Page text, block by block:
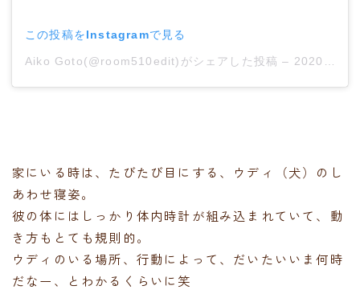
この投稿をInstagramで見る
Aiko Goto(@room510edit)がシェアした投稿 – 2020年 2月月9日午前1時51分PST
家にいる時は、たびたび目にする、ウディ（犬）のし
あわせ寝姿。
彼の体にはしっかり体内時計が組み込まれていて、動
き方もとても規則的。
ウディのいる場所、行動によって、だいたいいま何時
だなー、とわかるくらいに笑